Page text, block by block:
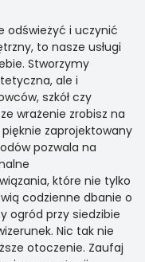
odświeżyć i uczynić
to nasze usługi
Stworzymy
ale i
szkół czy
wrażenie zrobisz na
zaprojektowany
pozwala na
które nie tylko
codzienne dbanie o
ogród przy siedzibie
Nic tak nie
otoczenie. Zaufaj